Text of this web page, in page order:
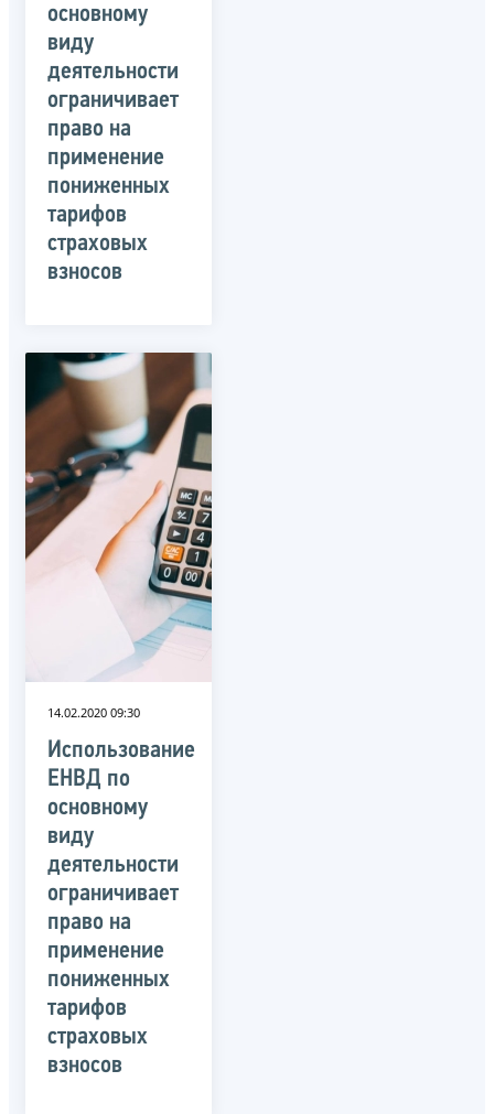
основному
виду
деятельности
ограничивает
право на
применение
пониженных
тарифов
страховых
взносов
14.02.2020 09:30
Использование
ЕНВД по
основному
виду
деятельности
ограничивает
право на
применение
пониженных
тарифов
страховых
взносов